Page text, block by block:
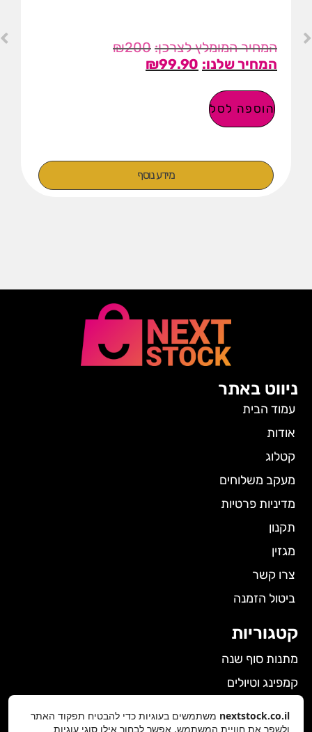
₪200
₪99.90
הוספה לסל
מידע נוסף
ניווט באתר
עמוד הבית
אודות
קטלוג
מעקב משלוחים
מדיניות פרטיות
תקנון
מגזין
צרו קשר
ביטול הזמנה
קטגוריות
מתנות סוף שנה
קמפינג וטיולים
nextstock.co.il משתמשים בעוגיות כדי להבטיח תפקוד האתר
ולשפר את חוויית המשתמש. אפשר לבחור אילו סוגי עוגיות